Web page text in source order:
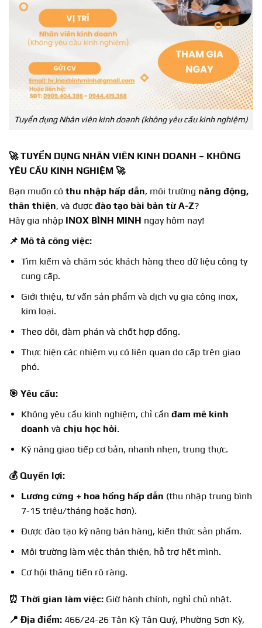
Tuyển dụng Nhân viên kinh doanh (không yêu cầu kinh nghiệm)
🚀 TUYỂN DỤNG NHÂN VIÊN KINH DOANH – KHÔNG
YÊU CẦU KINH NGHIỆM 🚀
Bạn muốn có thu nhập hấp dẫn, môi trường năng động,
thân thiện, và được đào tạo bài bản từ A-Z?
Hãy gia nhập INOX BÌNH MINH ngay hôm nay!
📌 Mô tả công việc:
Tìm kiếm và chăm sóc khách hàng theo dữ liệu công ty
cung cấp.
Giới thiệu, tư vấn sản phẩm và dịch vụ gia công inox,
kim loại.
Theo dõi, đàm phán và chốt hợp đồng.
Thực hiện các nhiệm vụ có liên quan do cấp trên giao
phó.
🎯 Yêu cầu:
Không yêu cầu kinh nghiệm, chỉ cần đam mê kinh
doanh và chịu học hỏi.
Kỹ năng giao tiếp cơ bản, nhanh nhẹn, trung thực.
💰 Quyền lợi:
Lương cứng + hoa hồng hấp dẫn (thu nhập trung bình
7-15 triệu/tháng hoặc hơn).
Được đào tạo kỹ năng bán hàng, kiến thức sản phẩm.
Môi trường làm việc thân thiện, hỗ trợ hết mình.
Cơ hội thăng tiến rõ ràng.
⏰ Thời gian làm việc: Giờ hành chính, nghỉ chủ nhật.
📍 Địa điểm: 466/24-26 Tân Kỳ Tân Quý, Phường Sơn Kỳ,